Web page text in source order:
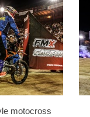
motocross